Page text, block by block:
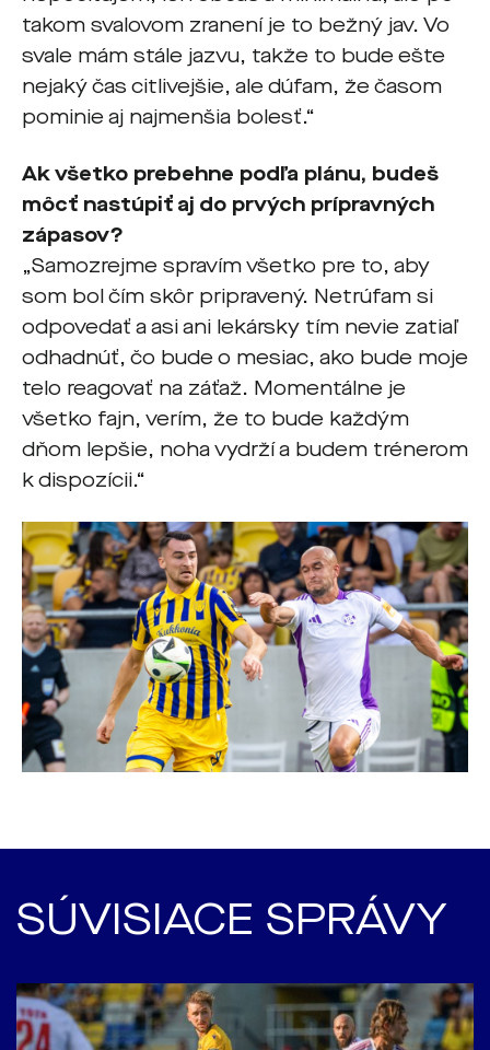
takom svalovom zranení je to bežný jav. Vo
svale mám stále jazvu, takže to bude ešte
nejaký čas citlivejšie, ale dúfam, že časom
pominie aj najmenšia bolesť.“
Ak všetko prebehne podľa plánu, budeš
môcť nastúpiť aj do prvých prípravných
zápasov?
„Samozrejme spravím všetko pre to, aby
som bol čím skôr pripravený. Netrúfam si
odpovedať a asi ani lekársky tím nevie zatiaľ
odhadnúť, čo bude o mesiac, ako bude moje
telo reagovať na záťaž. Momentálne je
všetko fajn, verím, že to bude každým
dňom lepšie, noha vydrží a budem trénerom
k dispozícii.“
SÚVISIACE SPRÁVY